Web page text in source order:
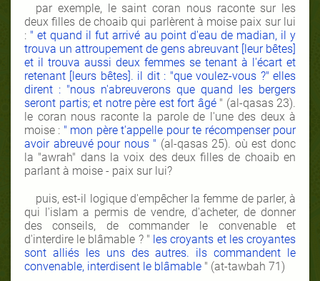
par exemple, le saint coran nous raconte sur les
deux filles de choaib qui parlèrent à moise paix sur lui
: " et quand il fut arrivé au point d'eau de madian, il y
trouva un attroupement de gens abreuvant [leur bêtes]
et il trouva aussi deux femmes se tenant à l'écart et
retenant [leurs bêtes]. il dit : "que voulez-vous ?" elles
dirent : "nous n'abreuverons que quand les bergers
seront partis; et notre père est fort âgé" (al-qasas 23).
le coran nous raconte la parole de l'une des deux à
moise : " mon père t'appelle pour te récompenser pour
avoir abreuvé pour nous " (al-qasas 25). où est donc
la "awrah" dans la voix des deux filles de choaib en
parlant à moise - paix sur lui?
puis, est-il logique d'empêcher la femme de parler, à
qui l'islam a permis de vendre, d'acheter, de donner
des conseils, de commander le convenable et
d'interdire le blâmable ? " les croyants et les croyantes
sont alliés les uns des autres. ils commandent le
convenable, interdisent le blâmable " (at-tawbah 71)